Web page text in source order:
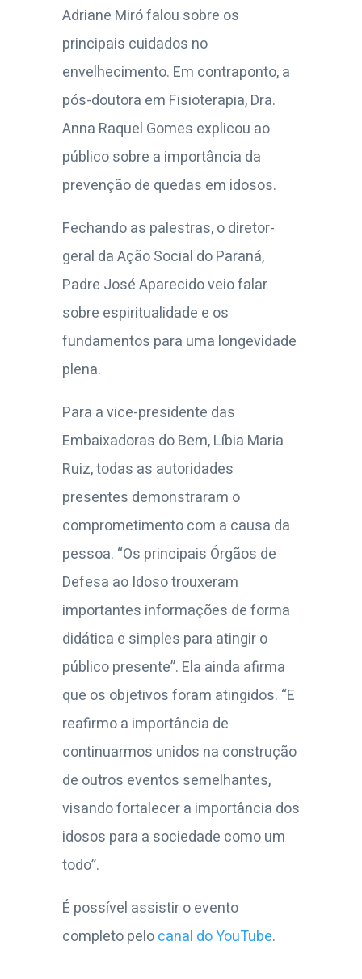
Adriane Miró falou sobre os
principais cuidados no
envelhecimento. Em contraponto, a
pós-doutora em Fisioterapia, Dra.
Anna Raquel Gomes explicou ao
público sobre a importância da
prevenção de quedas em idosos.
Fechando as palestras, o diretor-
geral da Ação Social do Paraná,
Padre José Aparecido veio falar
sobre espiritualidade e os
fundamentos para uma longevidade
plena.
Para a vice-presidente das
Embaixadoras do Bem, Líbia Maria
Ruiz, todas as autoridades
presentes demonstraram o
comprometimento com a causa da
pessoa. “Os principais Órgãos de
Defesa ao Idoso trouxeram
importantes informações de forma
didática e simples para atingir o
público presente”. Ela ainda afirma
que os objetivos foram atingidos. “E
reafirmo a importância de
continuarmos unidos na construção
de outros eventos semelhantes,
visando fortalecer a importância dos
idosos para a sociedade como um
todo”.
É possível assistir o evento
completo pelocanal do YouTube.